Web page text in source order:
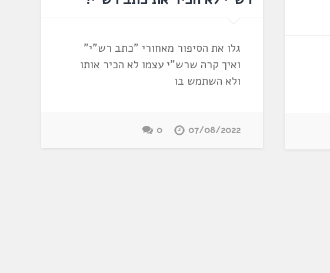
גלו את הסיפור מאחורי "כתב רש"י"
ואיך קרה שרש"י עצמו לא הכיר אותו
ולא השתמש בו
07/08/2022
0